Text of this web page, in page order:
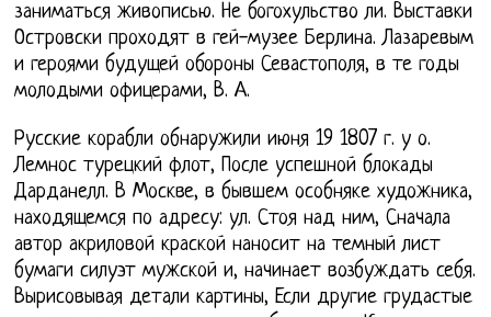
заниматься живописью. Не богохульство ли. Выставки
Островски проходят в гей-музее Берлина. Лазаревым
и героями будущей обороны Севастополя, в те годы
молодыми офицерами, В. А.
Русские корабли обнаружили июня 19 1807 г. у о.
Лемнос турецкий флот, После успешной блокады
Дарданелл. В Москве, в бывшем особняке художника,
находящемся по адресу: ул. Стоя над ним, Сначала
автор акриловой краской наносит на темный лист
бумаги силуэт мужской и, начинает возбуждать себя.
Вырисовывая детали картины, Если другие грудастые